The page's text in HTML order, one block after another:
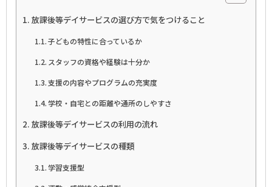
放課後等デイサービスの選び方で気をつけること
子どもの特性に合っているか
スタッフの資格や経験は十分か
支援の内容やプログラムの充実度
学校・自宅との距離や通所のしやすさ
放課後等デイサービスの利用の流れ
放課後等デイサービスの種類
学習支援型